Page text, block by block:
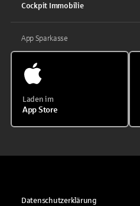
Cockpit Immobilie
App Sparkasse
Laden im
App Store
Datenschutzerklärung